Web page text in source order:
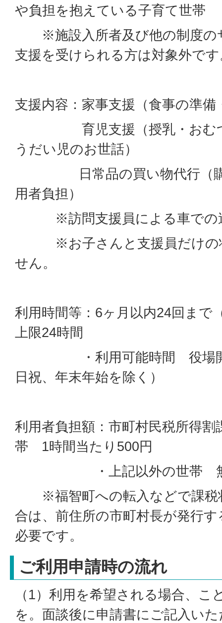
や負担を抱えている子育て世帯
※施設入所者及び他の制度の
支援を受けられる方は対象外で
支援内容：家事支援（食事の準備
育児支援（授乳・おむつ
うだい児のお世話）
日常品の買い物代行（購
用者負担）
※訪問支援員による車での
※お子さんと支援員だけの
せん。
利用時間等：6ヶ月以内24回まで
上限24時間
・利用可能時間 役場開
日祝、年末年始を除く）
利用者負担額：市町村民税所得
帯 1時間当たり500円
・上記以外の世帯
※福智町への転入などで課税
合は、前住所の市町村長が発行
必要です。
ご利用申請時の流れ
（1）利用を希望される場合、
を。面談後に申請書にご記入い